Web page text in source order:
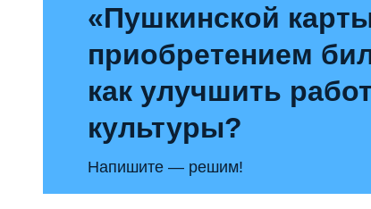
«Пушкинской
приобретением
как улучшить
культуры?
Напишите — решим!